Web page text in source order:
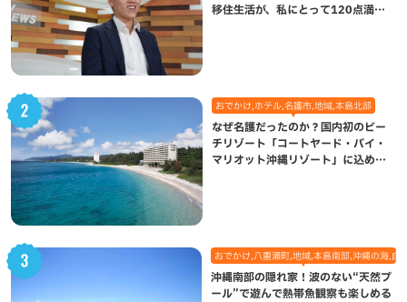
移住生活が、私にとって120点満点
おでかけ,ホテル,名護市,地域,本島北部
なぜ名護だったのか？国内初のビー
チリゾート「コートヤード・バイ・
マリオット沖縄リゾート」に込めら
おでかけ,八重瀬町,地域,本島南部,沖縄の海,自
沖縄南部の隠れ家！波のない“天然プ
ール”で遊んで熱帯魚観察も楽しめる